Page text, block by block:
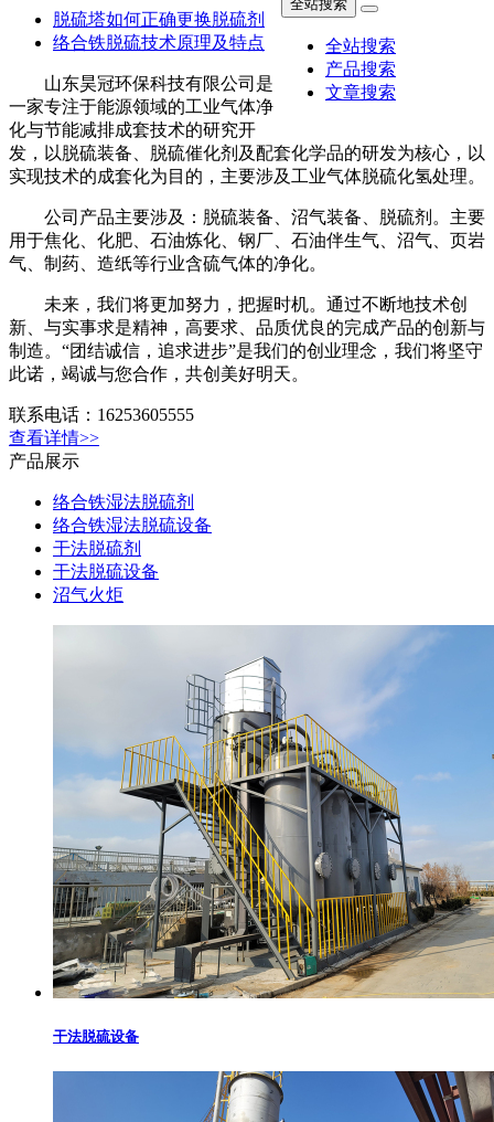
络合铁脱硫技术原理及特点
全站搜索
全站搜索
产品搜索
文章搜索
一家专注于能源领域的工业气体净
化与节能减排成套技术的研究开
发，以脱硫装备、脱硫催化剂及配
套化学品的研发为核心，以实现技术的成套化为目的，主要涉
及工业气体脱硫化氢处理。
公司产品主要涉及：脱硫装备、沼气装备、脱硫剂。主要
用于焦化、化肥、石油炼化、钢厂、石油伴生气、沼气、页岩
气、制药、造纸等行业含硫气体的净化。
未来，我们将更加努力，把握时机。通过不断地技术创
新、与实事求是精神，高要求、品质优良的完成产品的创新与
制造。“团结诚信，追求进步”是我们的创业理念，我们将坚守
此诺，竭诚与您合作，共创美好明天。
联系电话：16253605555
查看详情>>
产品展示
络合铁湿法脱硫剂
络合铁湿法脱硫设备
干法脱硫剂
干法脱硫设备
沼气火炬
干法脱硫设备